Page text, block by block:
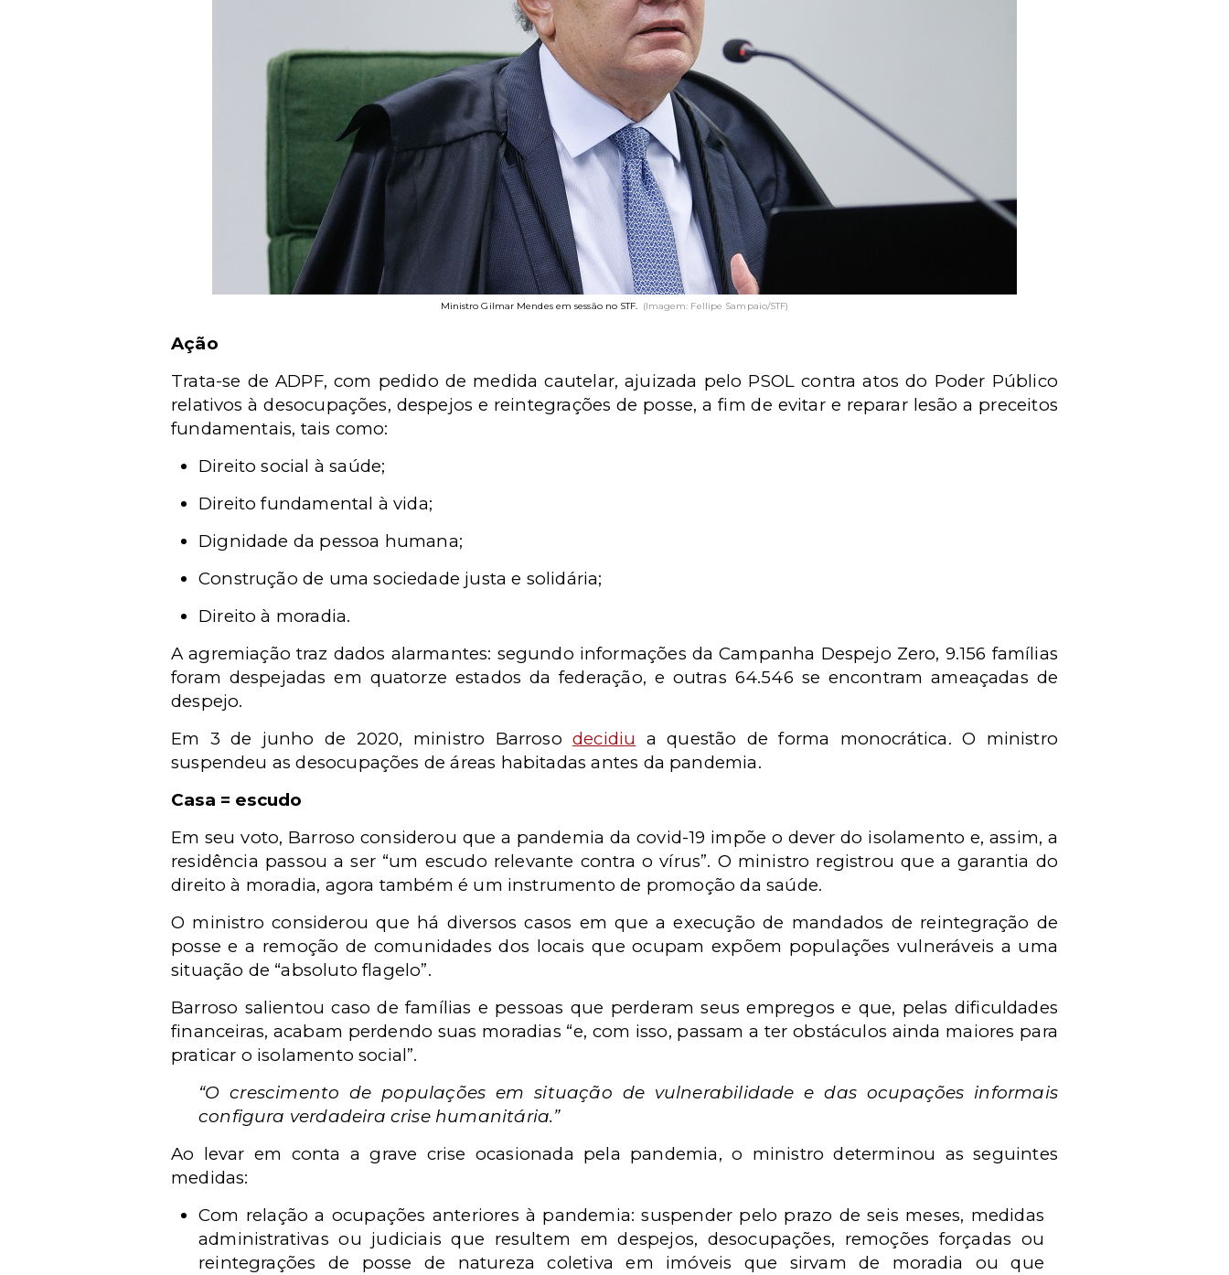
Ministro Gilmar Mendes em sessão no STF. (Imagem: Fellipe Sampaio/STF)
Ação
Trata-se de ADPF, com pedido de medida cautelar, ajuizada pelo PSOL contra atos do Poder Público
relativos à desocupações, despejos e reintegrações de posse, a fim de evitar e reparar lesão a preceitos
fundamentais, tais como:
Direito social à saúde;
Direito fundamental à vida;
Dignidade da pessoa humana;
Construção de uma sociedade justa e solidária;
Direito à moradia.
A agremiação traz dados alarmantes: segundo informações da Campanha Despejo Zero, 9.156 famílias
foram despejadas em quatorze estados da federação, e outras 64.546 se encontram ameaçadas de
despejo.
Em 3 de junho de 2020, ministro Barrosodecidiu
a questão de forma monocrática. O ministro
suspendeu as desocupações de áreas habitadas antes da pandemia.
Casa = escudo
Em seu voto, Barroso considerou que a pandemia da covid-19 impõe o dever do isolamento e, assim, a
residência passou a ser “um escudo relevante contra o vírus”. O ministro registrou que a garantia do
direito à moradia, agora também é um instrumento de promoção da saúde.
O ministro considerou que há diversos casos em que a execução de mandados de reintegração de
posse e a remoção de comunidades dos locais que ocupam expõem populações vulneráveis a uma
situação de “absoluto flagelo”.
Barroso salientou caso de famílias e pessoas que perderam seus empregos e que, pelas dificuldades
financeiras, acabam perdendo suas moradias “e, com isso, passam a ter obstáculos ainda maiores para
praticar o isolamento social”.
“O crescimento de populações em situação de vulnerabilidade e das ocupações informais
configura verdadeira crise humanitária.”
Ao levar em conta a grave crise ocasionada pela pandemia, o ministro determinou as seguintes
medidas:
Com relação a ocupações anteriores à pandemia: suspender pelo prazo de seis meses, medidas
administrativas ou judiciais que resultem em despejos, desocupações, remoções forçadas ou
reintegrações de posse de natureza coletiva em imóveis que sirvam de moradia ou que